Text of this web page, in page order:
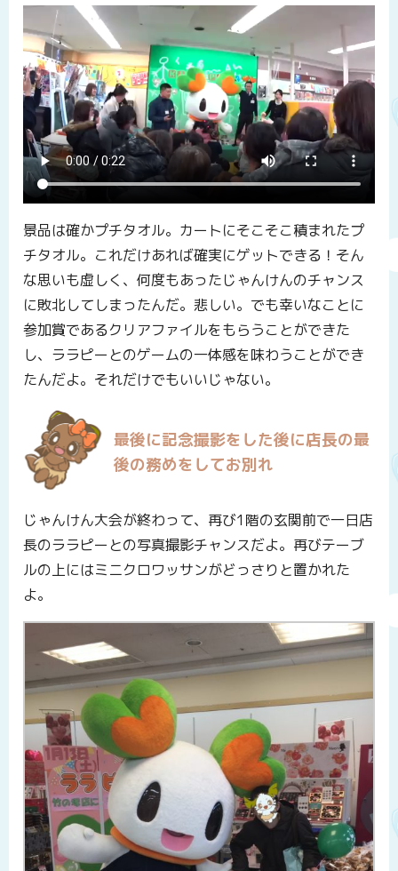
景品は確かプチタオル。カートにそこそこ積まれたプ
チタオル。これだけあれば確実にゲットできる！そん
な思いも虚しく、何度もあったじゃんけんのチャンス
に敗北してしまったんだ。悲しい。でも幸いなことに
参加賞であるクリアファイルをもらうことができた
し、ララピーとのゲームの一体感を味わうことができ
たんだよ。それだけでもいいじゃない。
最後に記念撮影をした後に店長の最
後の務めをしてお別れ
じゃんけん大会が終わって、再び1階の玄関前で一日店
長のララピーとの写真撮影チャンスだよ。再びテーブ
ルの上にはミニクロワッサンがどっさりと置かれた
よ。